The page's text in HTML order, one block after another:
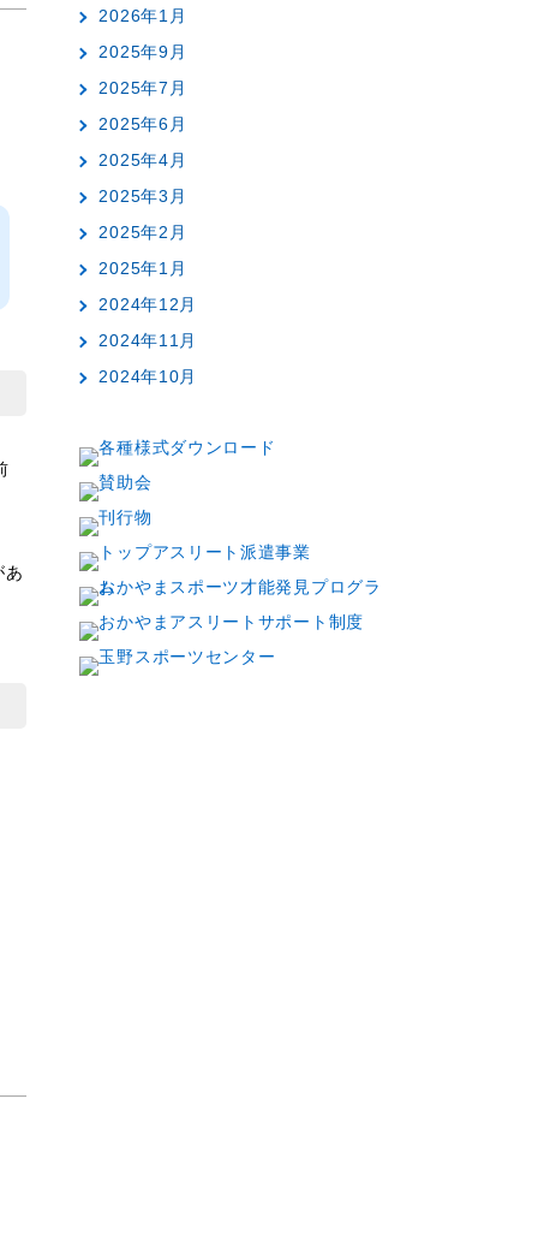
あ
2026年1月
2025年9月
2025年7月
2025年6月
2025年4月
2025年3月
2025年2月
2025年1月
2024年12月
2024年11月
2024年10月